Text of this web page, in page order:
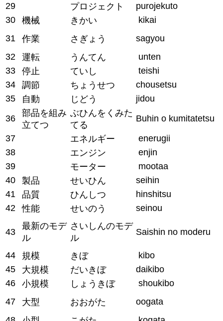
29
プロジェクト
purojekuto
30
機械 きかい
kikai
31
作業 さぎょう
sagyou
32
運転 うんてん
unten
33
停止 ていし
teishi
34
調節 ちょうせつ
chousetsu
35
自動 じどう
jidou
36
部品を組み
立てつ
ぶひんをくみた
てる
Buhin o kumitatetsu
37
エネルギー
enerugii
38
エンジン
enjin
39
モーター
mootaa
40
製品 せいひん
seihin
41
品質 ひんしつ
hinshitsu
42
性能 せいのう seinou
43
最新のモデ
ル
さいしんのモデ
ル
Saishin no moderu
44 規模 きぼ
kibo
45
大規模 だいきぼ
daikibo
46
小規模 しょうきぼ
shoukibo
47
大型 おおがた
oogata